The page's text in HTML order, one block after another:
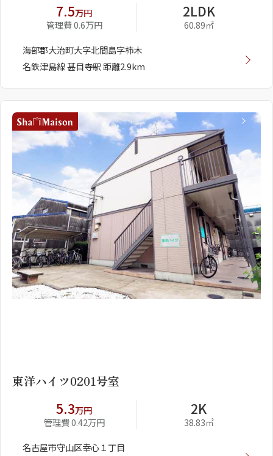
7.5万円
管理費 0.6万円
2LDK
60.89㎡
海部郡大治町大字北間島字柿木
名鉄津島線 甚目寺駅 距離2.9km
東洋ハイツ0201号室
5.3万円
管理費 0.42万円
2K
38.83㎡
名古屋市守山区幸心１丁目